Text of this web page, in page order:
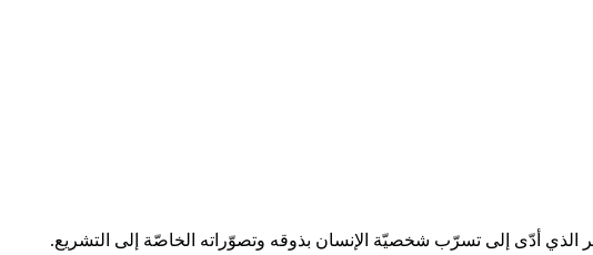
الذي أدّى إلى تسرّب شخصيّة الإنسان بذوقه وتصوّراته الخاصّة إلى التشريع.